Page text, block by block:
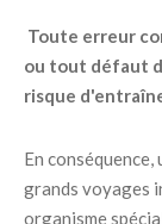
Toute erreur
ou tout défaut
risque
En
grands voyages
organisme